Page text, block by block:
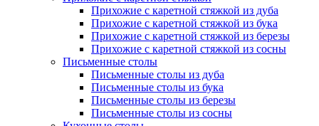
Прихожие с каретной стяжкой из дуба
Прихожие с каретной стяжкой из бука
Прихожие с каретной стяжкой из березы
Прихожие с каретной стяжкой из сосны
Письменные столы
Письменные столы из дуба
Письменные столы из бука
Письменные столы из березы
Письменные столы из сосны